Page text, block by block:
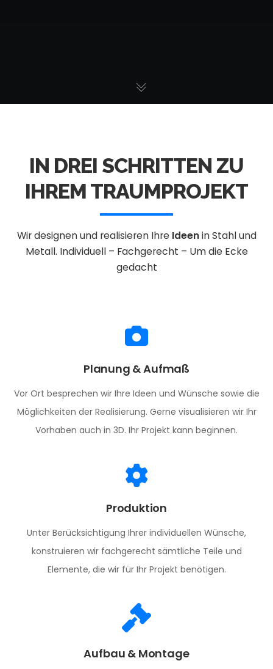
IN DREI SCHRITTEN ZU
IHREM TRAUMPROJEKT
Wir designen und realisieren Ihre Ideenin Stahl und
Metall. Individuell – Fachgerecht – Um die Ecke
gedacht
Planung & Aufmaß
Vor Ort besprechen wir Ihre Ideen und Wünsche sowie die
Möglichkeiten der Realisierung. Gerne visualisieren wir Ihr
Vorhaben auch in 3D. Ihr Projekt kann beginnen.
Produktion
Unter Berücksichtigung Ihrer individuellen Wünsche,
konstruieren wir fachgerecht sämtliche Teile und
Elemente, die wir für Ihr Projekt benötigen.
Aufbau & Montage